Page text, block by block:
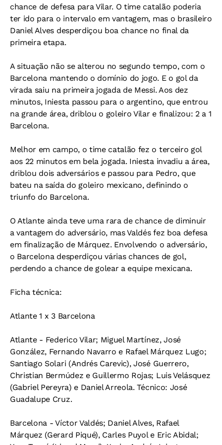
chance de defesa para Vilar. O time catalão poderia
ter ido para o intervalo em vantagem, mas o brasileiro
Daniel Alves desperdiçou boa chance no final da
primeira etapa.
A situação não se alterou no segundo tempo, com o
Barcelona mantendo o domínio do jogo. E o gol da
virada saiu na primeira jogada de Messi. Aos dez
minutos, Iniesta passou para o argentino, que entrou
na grande área, driblou o goleiro Vilar e finalizou: 2 a 1
Barcelona.
Melhor em campo, o time catalão fez o terceiro gol
aos 22 minutos em bela jogada. Iniesta invadiu a área,
driblou dois adversários e passou para Pedro, que
bateu na saída do goleiro mexicano, definindo o
triunfo do Barcelona.
O Atlante ainda teve uma rara de chance de diminuir
a vantagem do adversário, mas Valdés fez boa defesa
em finalização de Márquez. Envolvendo o adversário,
o Barcelona desperdiçou várias chances de gol,
perdendo a chance de golear a equipe mexicana.
Ficha técnica:
Atlante 1 x 3 Barcelona
Atlante - Federico Vilar; Miguel Martínez, José
González, Fernando Navarro e Rafael Márquez Lugo;
Santiago Solari (Andrés Carevic), José Guerrero,
Christian Bermúdez e Guillermo Rojas; Luis Velásquez
(Gabriel Pereyra) e Daniel Arreola. Técnico: José
Guadalupe Cruz.
Barcelona - Víctor Valdés; Daniel Alves, Rafael
Márquez (Gerard Piqué), Carles Puyol e Eric Abidal;